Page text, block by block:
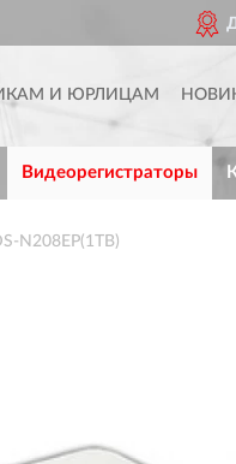
ПО
И ЮРЛИЦАМ
Видеорегистраторы
N208EP(1TB)